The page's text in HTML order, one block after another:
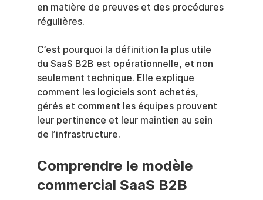
en matière de preuves et des procédures
régulières.
C’est pourquoi la définition la plus utile
du SaaS B2B est opérationnelle, et non
seulement technique. Elle explique
comment les logiciels sont achetés,
gérés et comment les équipes prouvent
leur pertinence et leur maintien au sein
de l’infrastructure.
Comprendre le modèle
commercial SaaS B2B